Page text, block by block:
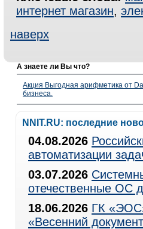
интернет магазин,
наверх
А знаете ли Вы что?
Акция Выгодная арифметика от
бизнеса.
NNIT.RU: последние
04.08.2026
автоматизации
03.07.2026
отечественные ОС
18.06.2026 ГК
«Весенний